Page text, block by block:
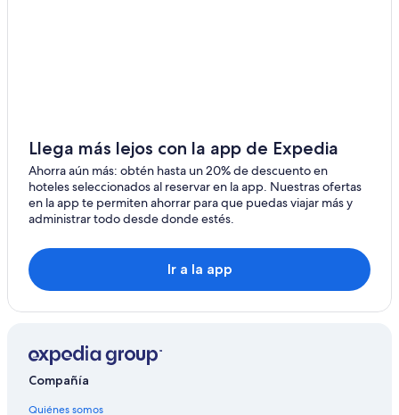
Llega más lejos con la app de Expedia
Ahorra aún más: obtén hasta un 20% de descuento en
hoteles seleccionados al reservar en la app. Nuestras ofertas
en la app te permiten ahorrar para que puedas viajar más y
administrar todo desde donde estés.
Ir a la app
Compañía
Quiénes somos